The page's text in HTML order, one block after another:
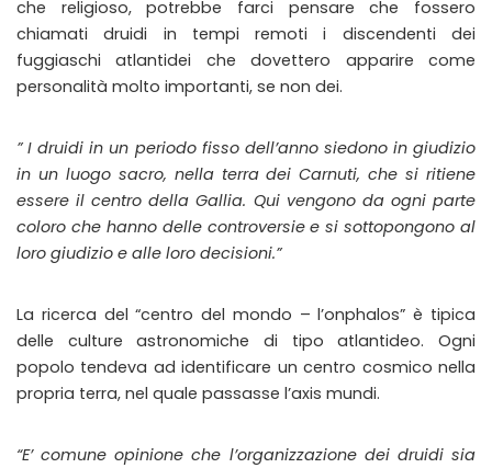
che religioso, potrebbe farci pensare che fossero
chiamati druidi in tempi remoti i discendenti dei
fuggiaschi atlantidei che dovettero apparire come
personalità molto importanti, se non dei.
” I druidi in un periodo fisso dell’anno siedono in giudizio
in un luogo sacro, nella terra dei Carnuti, che si ritiene
essere il centro della Gallia. Qui vengono da ogni parte
coloro che hanno delle controversie e si sottopongono al
loro giudizio e alle loro decisioni.”
La ricerca del “centro del mondo – l’onphalos” è tipica
delle culture astronomiche di tipo atlantideo. Ogni
popolo tendeva ad identificare un centro cosmico nella
propria terra, nel quale passasse l’axis mundi.
“E’ comune opinione che l’organizzazione dei druidi sia